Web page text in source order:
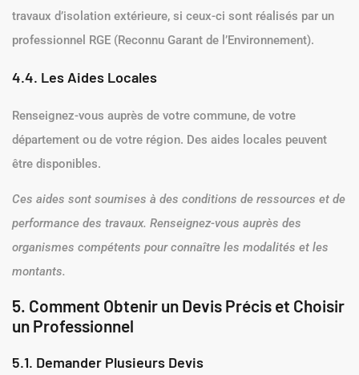
travaux d’isolation extérieure, si ceux-ci sont réalisés par un
professionnel RGE (Reconnu Garant de l’Environnement).
4.4. Les Aides Locales
Renseignez-vous auprès de votre commune, de votre
département ou de votre région. Des aides locales peuvent
être disponibles.
Ces aides sont soumises à des conditions de ressources et de
performance des travaux. Renseignez-vous auprès des
organismes compétents pour connaître les modalités et les
montants.
5. Comment Obtenir un Devis Précis et Choisir
un Professionnel
5.1. Demander Plusieurs Devis